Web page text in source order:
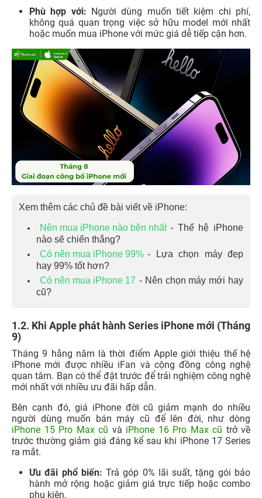
Phù hợp với: Người dùng muốn tiết kiệm chi phí,
không quá quan trọng việc sở hữu model mới nhất
hoặc muốn mua iPhone với mức giá dễ tiếp cận hơn.
Xem thêm các chủ đề bài viết về iPhone:
Nên mua iPhone nào bền nhất - Thế hệ iPhone
nào sẽ chiến thắng?
Có nên mua iPhone 99% - Lựa chọn máy đẹp
hay 99% tốt hơn?
Có nên mua iPhone 17 - Nên chọn máy mới hay
cũ?
1.2. Khi Apple phát hành Series iPhone mới (Tháng
9)
Tháng 9 hằng năm là thời điểm Apple giới thiệu thế hệ
iPhone mới được nhiều iFan và cộng đồng công nghệ
quan tâm. Bạn có thể đặt trước để trải nghiệm công nghệ
mới nhất với nhiều ưu đãi hấp dẫn.
Bên cạnh đó, giá iPhone đời cũ giảm mạnh do nhiều
người dùng muốn bán máy cũ để lên đời, như dòng
iPhone 15 Pro Max cũ và iPhone 16 Pro Max cũ trở về
trước thường giảm giá đáng kể sau khi iPhone 17 Series
ra mắt.
Ưu đãi phổ biến:Trả góp 0% lãi suất, tặng gói bảo
hành mở rộng hoặc giảm giá trực tiếp hoặc combo
phụ kiện.